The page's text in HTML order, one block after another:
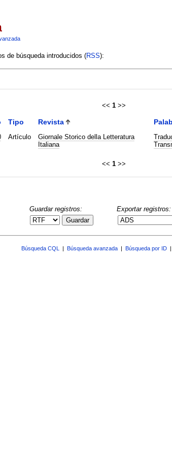
de búsqueda introducidos (RSS):
<< 1 >>
Tipo Revista
Artículo
Giornale Storico della Letteratura
Italiana
<< 1 >>
Guardar registros:
Guardar
Exportar registros:
Búsqueda CQL Búsqueda avanzada Búsqueda por ID